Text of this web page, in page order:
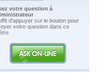
votre question à
d'appuyer sur le bouton pour
votre question dans ce